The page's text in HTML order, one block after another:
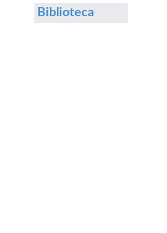
Biblioteca